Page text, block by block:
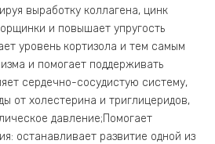
выработку коллагена, цинк
и повышает упругость
уровень кортизола и тем самым
и помогает поддерживать
сердечно-сосудистую систему,
от холестерина и триглицеридов,
давление;Помогает
останавливает развитие одной из